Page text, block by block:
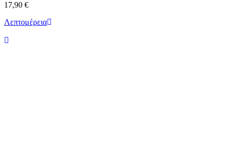
17,90 €
Λεπτομέρεια